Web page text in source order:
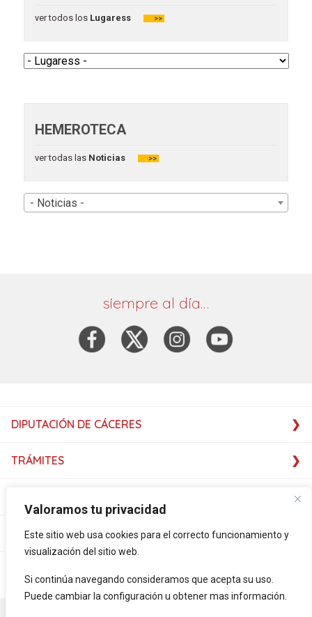
Valoramos tu privacidad
Este sitio web usa cookies para el correcto funcionamiento y
visualización del sitio web.
Si continúa navegando consideramos que acepta su uso.
Puede cambiar la configuración u obtener mas información.
ver todos losLugaress >>
HEMEROTECA
ver todas lasNoticias >>
- Noticias -
siempre al día…
DIPUTACIÓN DE CÁCERES
TRÁMITES
SERVICIOS